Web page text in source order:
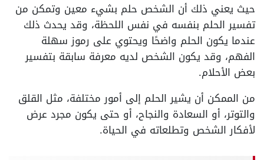
حيث يعني ذلك أن الشخص حلم بشيء معين وتمكن من
تفسير الحلم بنفسه في نفس اللحظة، وقد يحدث ذلك
عندما يكون الحلم واضحًا ويحتوي على رموز سهلة
الفهم، وقد يكون الشخص لديه معرفة سابقة بتفسير
بعض الأحلام.
من الممكن أن يشير الحلم إلى أمور مختلفة، مثل القلق
والتوتر، أو السعادة والنجاح، أو حتى يكون مجرد عرض
لأفكار الشخص وتطلعاته في الحياة.